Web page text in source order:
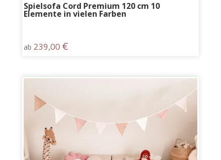
Spielsofa Cord Premium 120 cm 10
Elemente in vielen Farben
ab 239,00 €